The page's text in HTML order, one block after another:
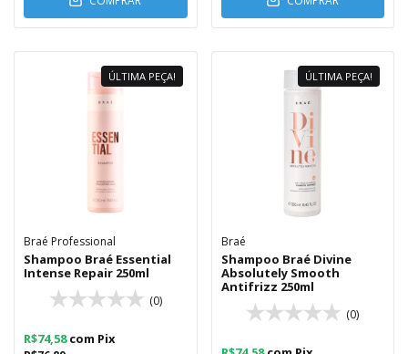
ÚLTIMA PEÇA!
Braé Professional
Shampoo Braé Essential
Intense Repair 250ml
(0)
R$74,58com Pix
ÚLTIMA PEÇA!
Braé
Shampoo Braé Divine
Absolutely Smooth
Antifrizz 250ml
(0)